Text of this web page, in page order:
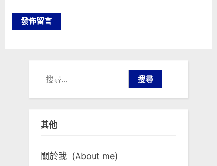
搜
尋
關
字:
其他
關於我 (About me)